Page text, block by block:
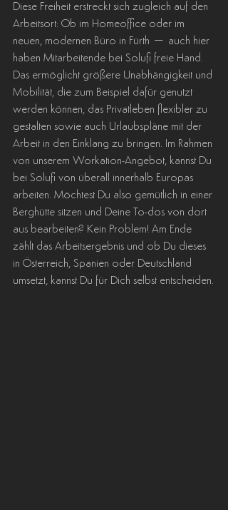
Diese Freiheit erstreckt sich zugleich auf den
Arbeitsort: Ob im Homeoffice oder im
neuen, modernen Büro in Fürth – auch hier
haben Mitarbeitende bei Solufi freie Hand.
Das ermöglicht größere Unabhängigkeit und
Mobilität, die zum Beispiel dafür genutzt
werden können, das Privatleben flexibler zu
gestalten sowie auch Urlaubspläne mit der
Arbeit in den Einklang zu bringen. Im Rahmen
von unserem Workation-Angebot, kannst Du
bei Solufi von überall innerhalb Europas
arbeiten. Möchtest Du also gemütlich in einer
Berghütte sitzen und Deine To-dos von dort
aus bearbeiten? Kein Problem! Am Ende
zählt das Arbeitsergebnis und ob Du dieses
in Österreich, Spanien oder Deutschland
umsetzt, kannst Du für Dich selbst entscheiden.